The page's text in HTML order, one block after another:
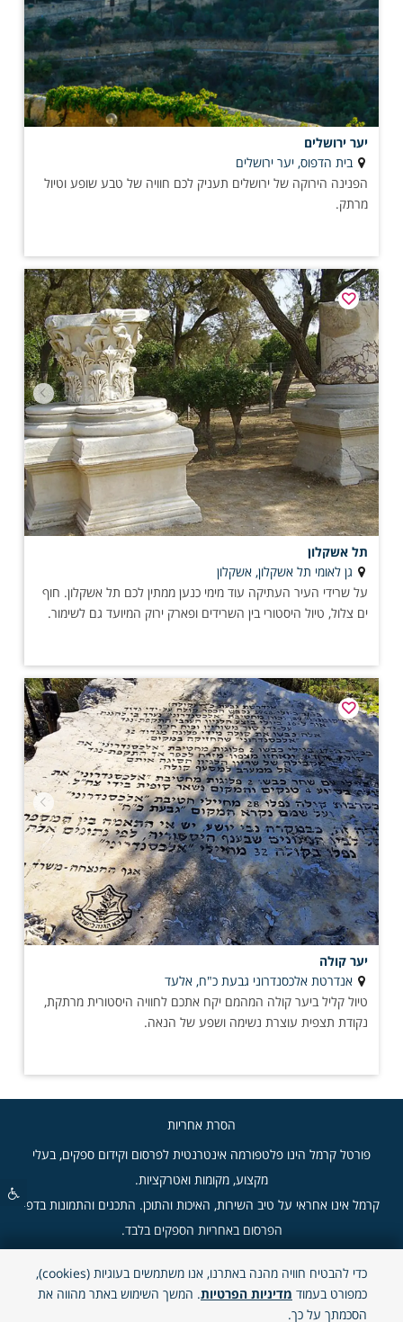
יער ירושלים
בית הדפוס, יער ירושלים
הפנינה הירוקה של ירושלים תעניק לכם חוויה של טבע שופע וטיול
מרתק.
תל אשקלון
גן לאומי תל אשקלון, אשקלון
על שרידי העיר העתיקה עוד מימי כנען ממתין לכם תל אשקלון. חוף
ים צלול, טיול היסטורי בין השרידים ופארק ירוק המיועד גם לשימור.
יער קולה
אנדרטת אלכסנדרוני גבעת כ"ח, אלעד
טיול קליל ביער קולה המהמם יקח אתכם לחוויה היסטורית מרתקת,
נקודת תצפית עוצרת נשימה ושפע של הנאה.
הסרת אחריות
פורטל קרמל הינו פלטפורמה אינטרנטית לפרסום וקידום ספקים, בעלי
מקצוע, מקומות ואטרקציות.
קרמל אינו אחראי על טיב השירות, האיכות והתוכן. התכנים והתמונות בדפי
הפרסום באחריות הספקים בלבד.
כדי להבטיח חוויה מהנה באתרנו, אנו משתמשים בעוגיות (cookies),
כמפורט בעמוד מדיניות הפרטיות. המשך השימוש באתר מהווה את
הסכמתך על כך.